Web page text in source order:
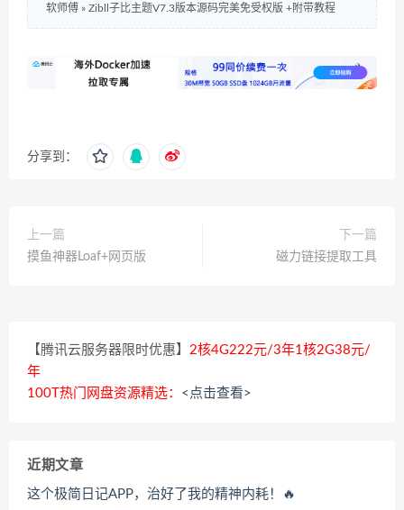
软师傅 » Zibll子比主题V7.3版本源码完美免受权版 +附带教程
分享到：
上一篇
摸鱼神器Loaf+网页版
下一篇
磁力链接提取工具
【腾讯云服务器限时优惠】 2核4G222元/3年1核2G38元/
年
100T热门网盘资源精选： <点击查看>
近期文章
这个极简日记APP，治好了我的精神内耗！🔥